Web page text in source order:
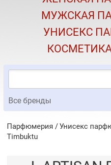
О
ПОДАРКИ
МУЖСКАЯ
УНИСЕКС
Все бренды
Парфюмерия Унисекс
Timbuktu